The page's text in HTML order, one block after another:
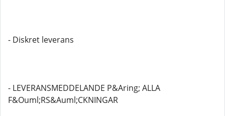
- Diskret leverans
- LEVERANSMEDDELANDE P&Aring; ALLA
F&Ouml;RS&Auml;CKNINGAR